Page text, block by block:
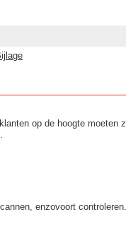
op de hoogte
enzovoort controleren.